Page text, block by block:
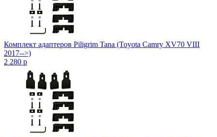
Комплект адаптеров Piligrim Tana (Toyota Camry XV70 VIII
2017-->)
2 280 p